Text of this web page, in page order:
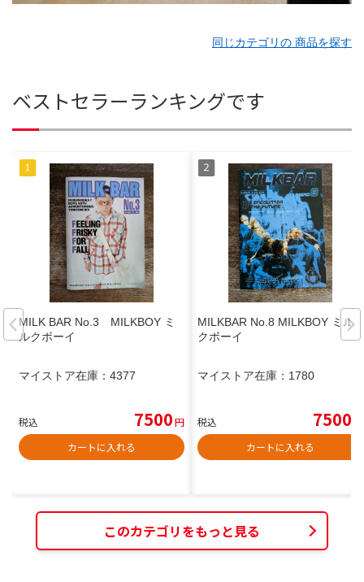
同じカテゴリの 商品を探す
ベストセラーランキングです
MILK BAR No.3 MILKBOY ミ
ルクボーイ
マイストア在庫： 4377
税込 7500円
カートに入れる
MILKBAR No.8 MILKBOY ミル
クボーイ
マイストア在庫： 1780
税込 7500
カートに入れる
このカテゴリをもっと見る